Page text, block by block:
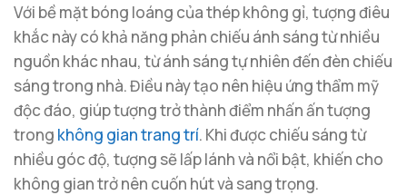
Với bề mặt bóng loáng của thép không gỉ, tượng điêu
khắc này có khả năng phản chiếu ánh sáng từ nhiều
nguồn khác nhau, từ ánh sáng tự nhiên đến đèn chiếu
sáng trong nhà. Điều này tạo nên hiệu ứng thẩm mỹ
độc đáo, giúp tượng trở thành điểm nhấn ấn tượng
trong không gian trang trí. Khi được chiếu sáng từ
nhiều góc độ, tượng sẽ lấp lánh và nổi bật, khiến cho
không gian trở nên cuốn hút và sang trọng.